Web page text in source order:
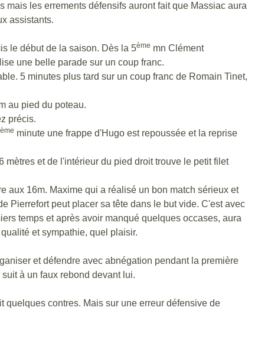
les errements défensifs auront fait que Massiac aura
assistants.
le début de la saison. Dès la 5ème mn Clément
une belle parade sur un coup franc.
5 minutes plus tard sur un coup franc de Romain Tinet,
au pied du poteau.
précis.
ème minute une frappe d'Hugo est repoussée et la reprise
et de l'intérieur du pied droit trouve le petit filet
aux 16m. Maxime qui a réalisé un bon match sérieux et
Pierrefort peut placer sa tête dans le but vide. C'est avec
temps et après avoir manqué quelques occases, aura
et sympathie, quel plaisir.
et défendre avec abnégation pendant la première
à un faux rebond devant lui.
contres. Mais sur une erreur défensive de